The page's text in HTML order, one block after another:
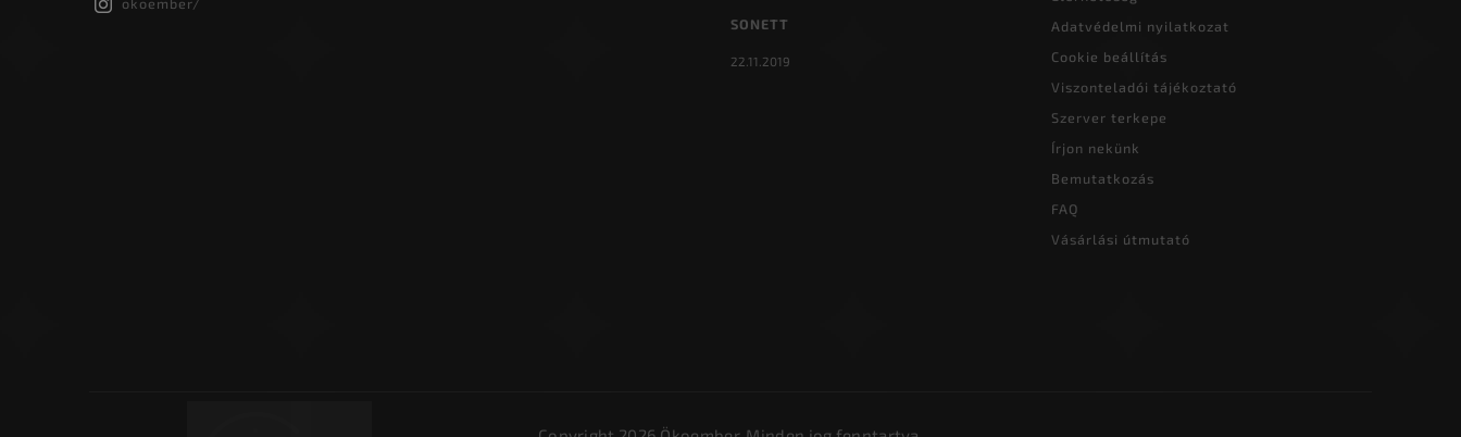
SONETT
22.11.2019
Adatvédelmi nyilatkozat
Cookie beállítás
Viszonteladói tájékoztató
Szerver terkepe
Írjon nekünk
Bemutatkozás
FAQ
Vásárlási útmutató